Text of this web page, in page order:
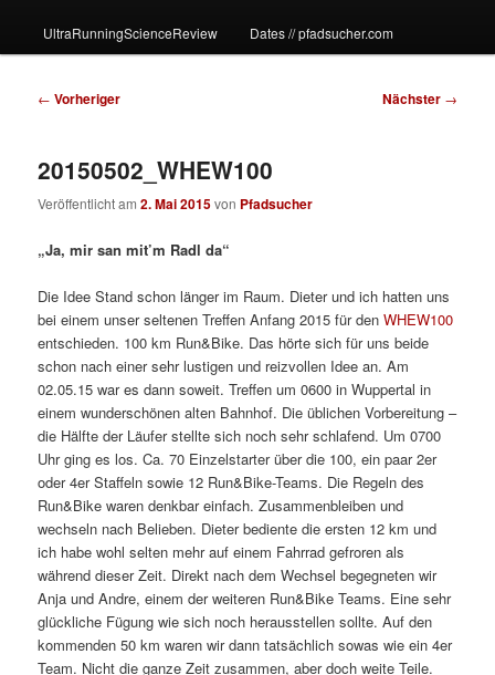
UltraRunningScienceReview Dates // pfadsucher.com
Beitragsnavigation
← Vorheriger Nächster →
20150502_WHEW100
Veröffentlicht am2. Mai 2015von Pfadsucher
„Ja, mir san mit’m Radl da“
Die Idee Stand schon länger im Raum. Dieter und ich hatten uns
bei einem unser seltenen Treffen Anfang 2015 für denWHEW100
entschieden. 100 km Run&Bike. Das hörte sich für uns beide
schon nach einer sehr lustigen und reizvollen Idee an. Am
02.05.15 war es dann soweit. Treffen um 0600 in Wuppertal in
einem wunderschönen alten Bahnhof. Die üblichen Vorbereitung –
die Hälfte der Läufer stellte sich noch sehr schlafend. Um 0700
Uhr ging es los. Ca. 70 Einzelstarter über die 100, ein paar 2er
oder 4er Staffeln sowie 12 Run&Bike-Teams. Die Regeln des
Run&Bike waren denkbar einfach. Zusammenbleiben und
wechseln nach Belieben. Dieter bediente die ersten 12 km und
ich habe wohl selten mehr auf einem Fahrrad gefroren als
während dieser Zeit. Direkt nach dem Wechsel begegneten wir
Anja und Andre, einem der weiteren Run&Bike Teams. Eine sehr
glückliche Fügung wie sich noch herausstellen sollte. Auf den
kommenden 50 km waren wir dann tatsächlich sowas wie ein 4er
Team. Nicht die ganze Zeit zusammen, aber doch weite Teile.